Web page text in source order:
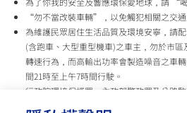
“勿不當改裝車輛”，以免觸犯相關之交通
為維護民眾居住生活品質及環境安寧，請
(含跑車、大型重型機車)之車主，勿於市
轉速行為，而高輸出功率會製造噪音之車
間21時至上午7時間行駛。
行政院環境保護署、內政部警政署及公路